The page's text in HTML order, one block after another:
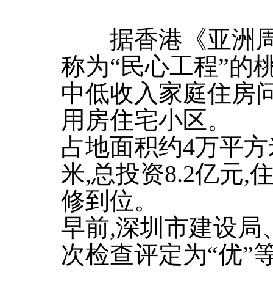
据香港《亚洲周
称为“民心工程”的
中低收入家庭住房
用房住宅小区。
占地面积约4万平
米,总投资8.2亿元,
修到位。
早前,深圳市建设局
次检查评定为“优”